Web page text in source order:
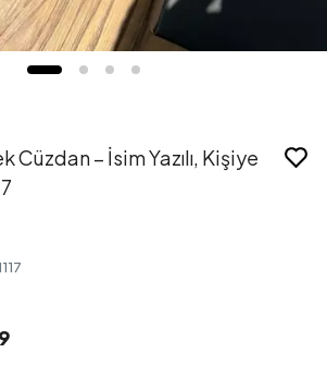
Cüzdan – İsim Yazılı, Kişiye